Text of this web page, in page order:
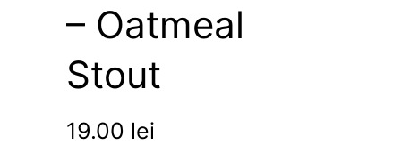
– Oatmeal
Stout
19.00 lei